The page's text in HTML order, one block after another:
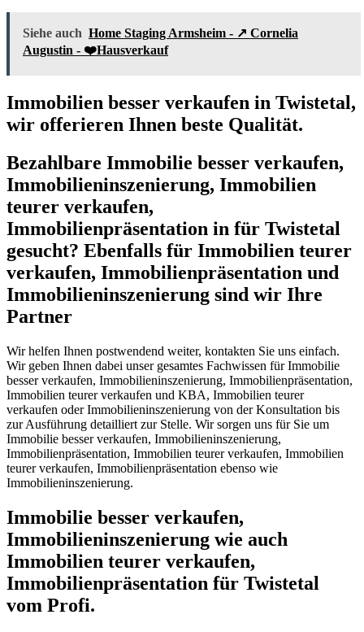
Siehe auch Home Staging Armsheim - ↗️ Cornelia
Augustin - ❤️Hausverkauf
Immobilien besser verkaufen in Twistetal,
wir offerieren Ihnen beste Qualität.
Bezahlbare Immobilie besser verkaufen,
Immobilieninszenierung, Immobilien
teurer verkaufen,
Immobilienpräsentation in für Twistetal
gesucht? Ebenfalls für Immobilien teurer
verkaufen, Immobilienpräsentation und
Immobilieninszenierung sind wir Ihre
Partner
Wir helfen Ihnen postwendend weiter, kontakten Sie uns einfach.
Wir geben Ihnen dabei unser gesamtes Fachwissen für Immobilie
besser verkaufen, Immobilieninszenierung, Immobilienpräsentation,
Immobilien teurer verkaufen und KBA, Immobilien teurer
verkaufen oder Immobilieninszenierung von der Konsultation bis
zur Ausführung detailliert zur Stelle. Wir sorgen uns für Sie um
Immobilie besser verkaufen, Immobilieninszenierung,
Immobilienpräsentation, Immobilien teurer verkaufen, Immobilien
teurer verkaufen, Immobilienpräsentation ebenso wie
Immobilieninszenierung.
Immobilie besser verkaufen,
Immobilieninszenierung wie auch
Immobilien teurer verkaufen,
Immobilienpräsentation für Twistetal
vom Profi.